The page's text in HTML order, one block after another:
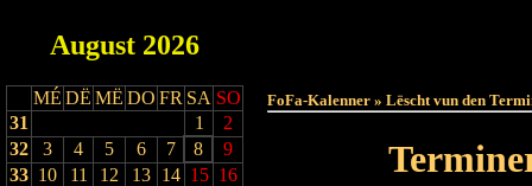
August 2026
MÉ DË MË DO FR SA SO
31
1
2
32
3 4 5 6 7 8
9
33 10 11 12 13 14 15 16
FoFa-Kalenner » Lëscht vun den